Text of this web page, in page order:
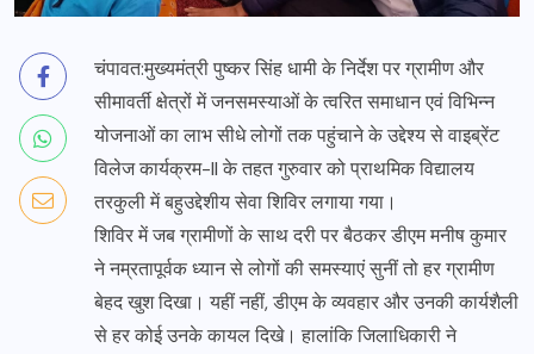
चंपावत:मुख्यमंत्री पुष्कर सिंह धामी के निर्देश पर ग्रामीण और
सीमावर्ती क्षेत्रों में जनसमस्याओं के त्वरित समाधान एवं विभिन्न
योजनाओं का लाभ सीधे लोगों तक पहुंचाने के उद्देश्य से वाइब्रेंट
विलेज कार्यक्रम-II के तहत गुरुवार को प्राथमिक विद्यालय
तरकुली में बहुउद्देशीय सेवा शिविर लगाया गया।
शिविर में जब ग्रामीणों के साथ दरी पर बैठकर डीएम मनीष कुमार
ने नम्रतापूर्वक ध्यान से लोगों की समस्याएं सुनीं तो हर ग्रामीण
बेहद खुश दिखा। यहीं नहीं, डीएम के व्यवहार और उनकी कार्यशैली
से हर कोई उनके कायल दिखे। हालांकि जिलाधिकारी ने